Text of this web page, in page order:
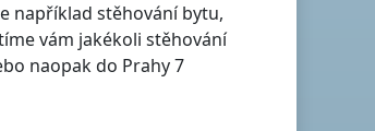
například stěhování bytu,
vám jakékoli stěhování
naopakdo Prahy 7